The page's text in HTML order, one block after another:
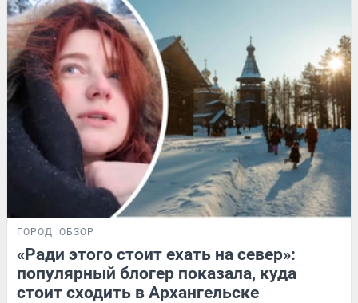
ГОРОД ОБЗОР
«Ради этого стоит ехать на север»:
популярный блогер показала, куда
стоит сходить в Архангельске